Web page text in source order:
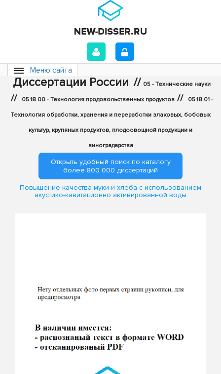
Меню сайта
Диссертации России // 05 - Технические науки
// 05.18.00 - Технология продовольственных продуктов // 05.18.01 -
Технология обработки, хранения и переработки злаковых, бобовых
культур, крупяных продуктов, плодоовощной продукции и
виноградарства
Открыть удобный поиск по каталогу
более 800 000 диссертаций
Повышение качества муки и хлеба с использованием
акустико-кавитационно активированной воды